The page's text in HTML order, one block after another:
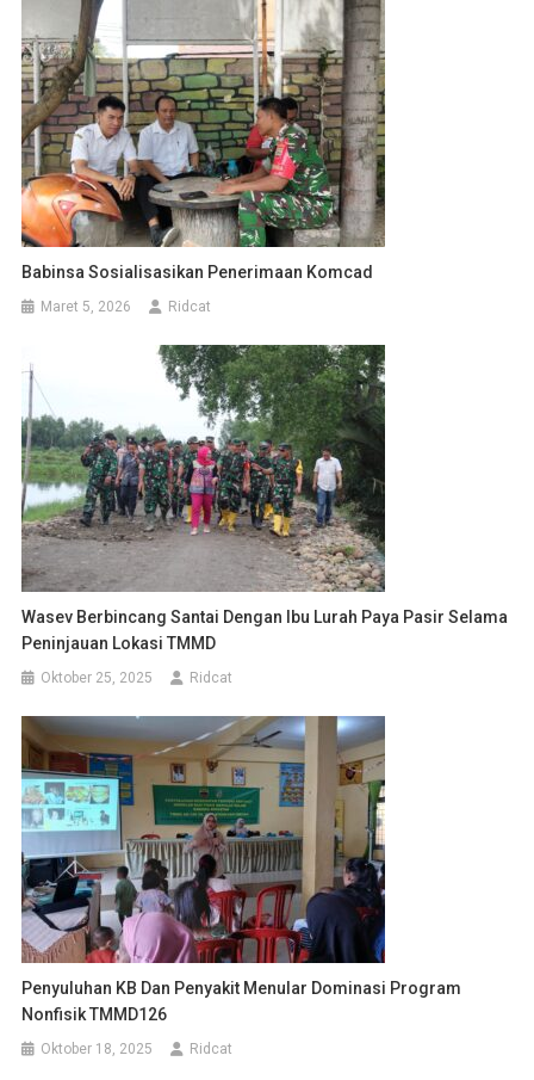
Babinsa Sosialisasikan Penerimaan Komcad
Maret 5, 2026 Ridcat
Wasev Berbincang Santai Dengan Ibu Lurah Paya Pasir Selama
Peninjauan Lokasi TMMD
Oktober 25, 2025 Ridcat
Penyuluhan KB Dan Penyakit Menular Dominasi Program
Nonfisik TMMD126
Oktober 18, 2025 Ridcat